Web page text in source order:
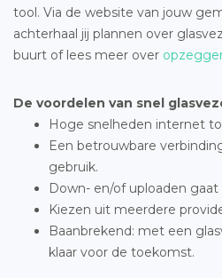
tool. Via de website van jouw
achterhaal jij plannen over
buurt of lees meer over
De voordelen van snel
Hoge snelheden internet
Een betrouwbare
gebruik.
Down- en/of uploaden
Kiezen uit meerdere
Baanbrekend: met een
klaar voor de toekomst.